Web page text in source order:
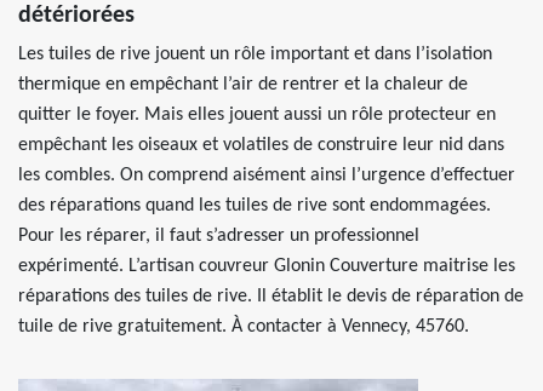
détériorées
Les tuiles de rive jouent un rôle important et dans l’isolation
thermique en empêchant l’air de rentrer et la chaleur de
quitter le foyer. Mais elles jouent aussi un rôle protecteur en
empêchant les oiseaux et volatiles de construire leur nid dans
les combles. On comprend aisément ainsi l’urgence d’effectuer
des réparations quand les tuiles de rive sont endommagées.
Pour les réparer, il faut s’adresser un professionnel
expérimenté. L’artisan couvreur Glonin Couverture maitrise les
réparations des tuiles de rive. Il établit le devis de réparation de
tuile de rive gratuitement. À contacter à Vennecy, 45760.